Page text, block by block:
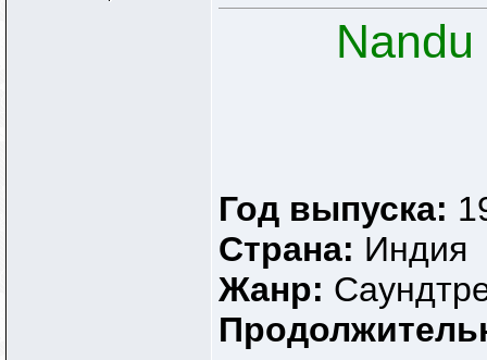
Год выпуска:
Страна: Индия
Жанр: